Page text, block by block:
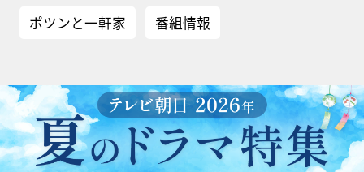
ポツンと一軒家 番組情報